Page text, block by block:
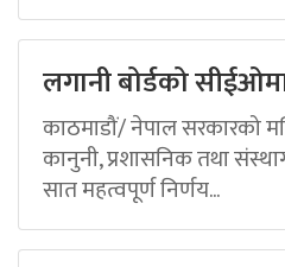
लगानी बोर्डको सीईओमा
काठमाडौं/ नेपाल सरकारको
कानुनी, प्रशासनिक तथा
सात महत्वपूर्ण निर्णय...